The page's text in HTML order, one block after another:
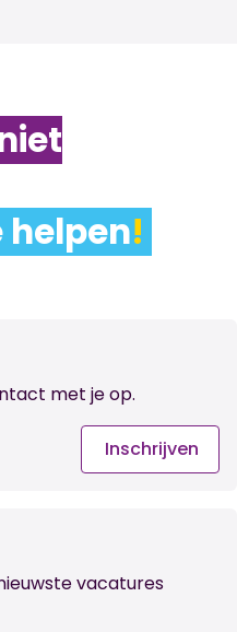
helpen!
met je op.
Inschrijven
vacatures